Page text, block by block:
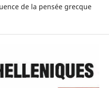
de la pensée grecque